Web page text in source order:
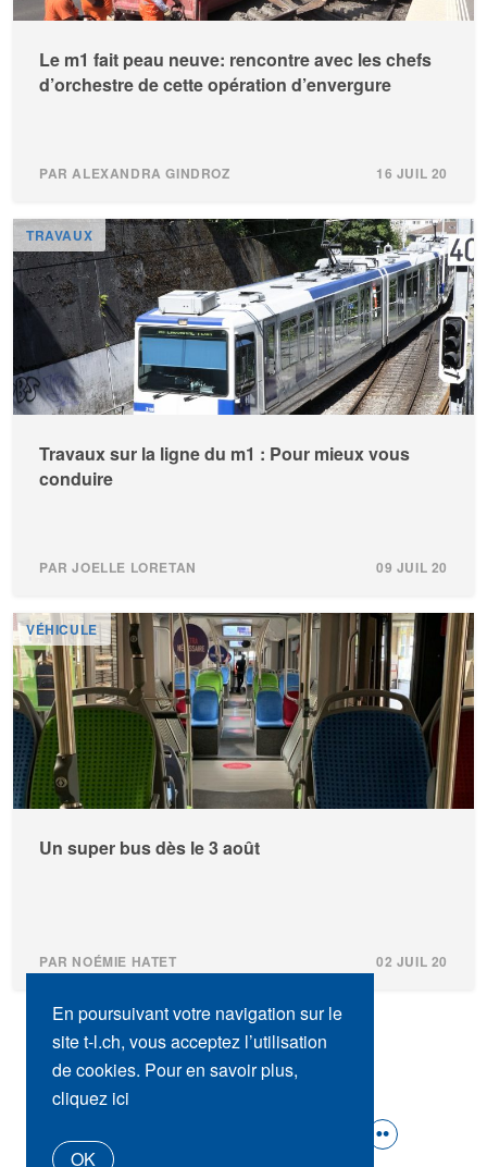
Le m1 fait peau neuve: rencontre avec les chefs
d’orchestre de cette opération d’envergure
PAR ALEXANDRA GINDROZ 16 JUIL 20
TRAVAUX
Travaux sur la ligne du m1 : Pour mieux vous
conduire
PAR JOELLE LORETAN 09 JUIL 20
VÉHICULE
Un super bus dès le 3 août
PAR NOÉMIE HATET 02 JUIL 20
En poursuivant votre navigation sur le
site t-l.ch, vous acceptez l’utilisation
de cookies. Pour en savoir plus,
cliquez ici
OK